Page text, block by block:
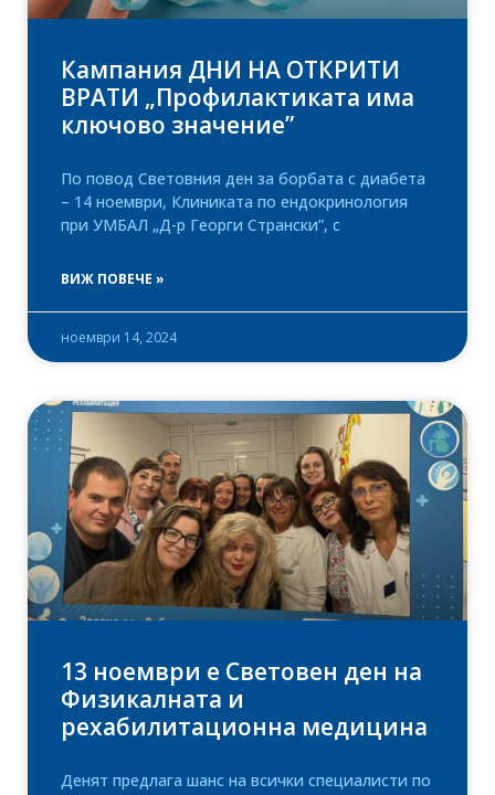
Кампания ДНИ НА ОТКРИТИ
ВРАТИ „Профилактиката има
ключово значение”
По повод Световния ден за борбата с диабета
– 14 ноември, Клиниката по ендокринология
при УМБАЛ „Д-р Георги Странски”, с
ВИЖ ПОВЕЧЕ »
ноември 14, 2024
13 ноември е Световен ден на
Физикалната и
рехабилитационна медицина
Денят предлага шанс на всички специалисти по